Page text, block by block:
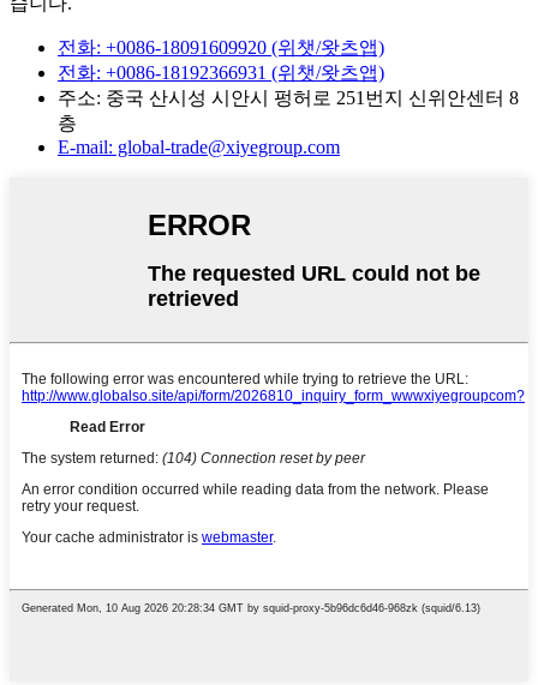
전화: +0086-18091609920 (위챗/왓츠앱)
전화: +0086-18192366931 (위챗/왓츠앱)
주소: 중국 산시성 시안시 펑허로 251번지 신위안센터 8
층
E-mail: global-trade@xiyegroup.com